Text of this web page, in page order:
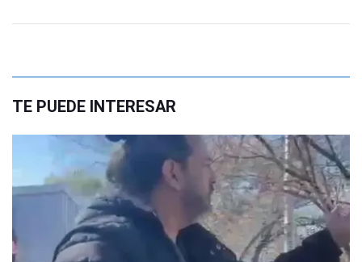
TE PUEDE INTERESAR